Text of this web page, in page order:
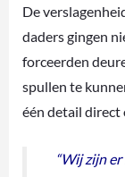
De
daders gingen
forceerden
spullen te
één detail direct
“Wij zijn er